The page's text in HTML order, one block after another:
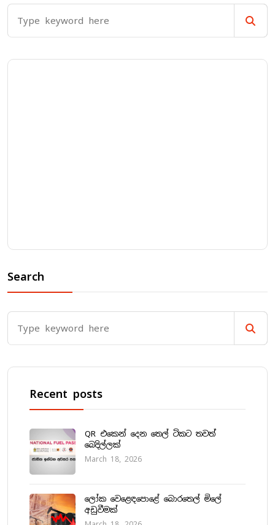
Search
Recent posts
QR එකෙන් දෙන තෙල් ටිකට තවත්
බෙදිල්ලක්
March 18, 2026
ලෝක වෙළෙඳපොළේ බොරතෙල් මිලේ
අඩුවීමක්